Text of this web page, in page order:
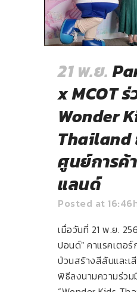
21 พ.ย.
x MCOT
Wonder
ศูนย์การค้
แลนด์
Posted at
เมื่อวันที่ 21 พ.ย.
ปอนด์" คาแรคเตอร์
ป่วนสร้างสีสันและเ
พิธีลงนามความร่ว